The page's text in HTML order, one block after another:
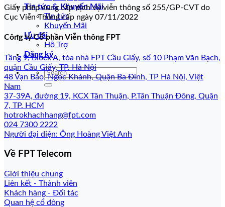
Tin tức & Khuyến Mãi
Tin tức
Khuyến Mãi
Ưu đãi
Hỗ Trợ
Đăng ký
Giấy phép cung cấp dịch vụ viễn thông số 255/GP-CVT do
Cục Viễn Thông cấp ngày 07/11/2022
Công ty Cổ phần Viễn thông FPT
Tầng 9, Block A, tòa nhà FPT Cầu Giấy, số 10 Phạm Văn Bạch,
quận Cầu Giấy, TP. Hà Nội
48 Vạn Bảo, Ngọc Khánh, Quận Ba Đình, TP Hà Nội, Việt
Nam
37-39A, đường 19, KCX Tân Thuận, P.Tân Thuận Đông, Quận
7, TP. HCM
hotrokhachhang@fpt.com
024 7300 2222
Người đại diện: Ông Hoàng Việt Anh
Về FPT Telecom
Giới thiệu chung
Liên kết - Thành viên
Khách hàng - Đối tác
Quan hệ cổ đông